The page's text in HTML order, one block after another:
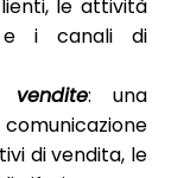
le attività
e i canali di
: una
di vendita, le